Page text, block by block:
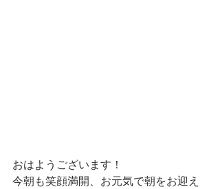
おはようございます！
今朝も笑顔満開、お元気で朝をお迎え